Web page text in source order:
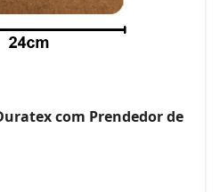
com Prendedor de